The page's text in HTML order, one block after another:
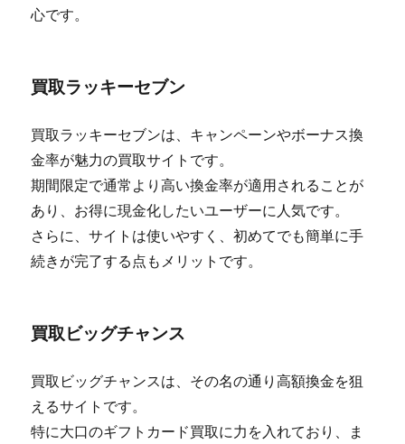
心です。
買取ラッキーセブン
買取ラッキーセブンは、キャンペーンやボーナス換
金率が魅力の買取サイトです。
期間限定で通常より高い換金率が適用されることが
あり、お得に現金化したいユーザーに人気です。
さらに、サイトは使いやすく、初めてでも簡単に手
続きが完了する点もメリットです。
買取ビッグチャンス
買取ビッグチャンスは、その名の通り高額換金を狙
えるサイトです。
特に大口のギフトカード買取に力を入れており、ま